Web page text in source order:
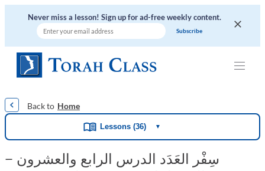
Never miss a lesson! Sign up for ad-free weekly content.
Home
Lessons (36) ▼
سِفْر العَدَد الدرس الرابع والعشرون –